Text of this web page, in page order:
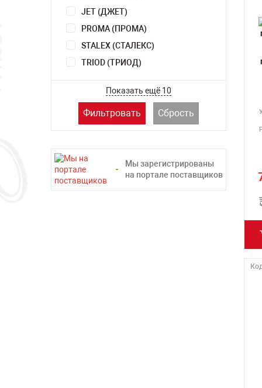
JET (ДЖЕТ)
PROMA (ПРОМА)
STALEX (СТАЛЕКС)
TRIOD (ТРИОД)
Показать ещё 10
Фильтровать Сбрость
Мы зарегистрированы
на портале поставщиков